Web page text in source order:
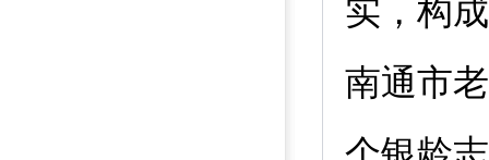
实，构
南通市